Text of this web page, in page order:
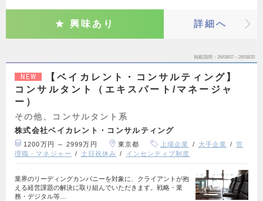
興味あり 詳細へ
掲載期間 26/08/07～26/08/20
NEW
【ベイカレント・コンサルティング】
コンサルタント（エキスパート/マネージャ
ー）
その他、コンサルタント系
株式会社ベイカレント・コンサルティング
1200万円 ～ 2999万円 東京都 上場企業 大手企業
管
理職・マネジャー
土日祝休み インセンティブ制度
業界のリーディングカンパニーを対象に、クライアントが抱
える経営課題の解決に取り組んでいただきます。戦略・業
務・デジタル等…